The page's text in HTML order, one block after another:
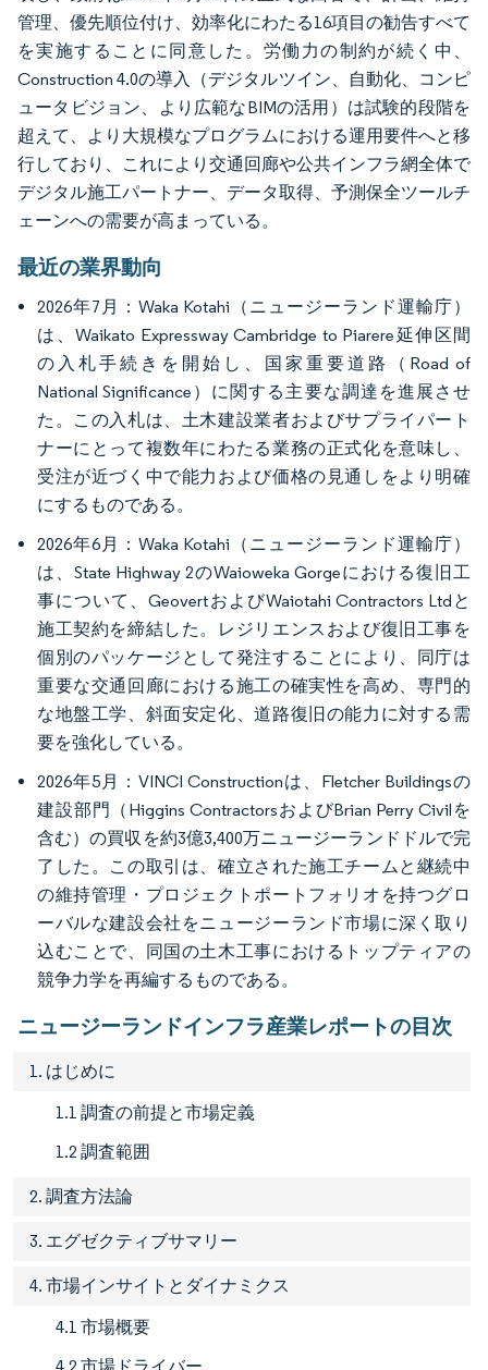
管理、優先順位付け、効率化にわたる16項目の勧告すべて
を実施することに同意した。労働力の制約が続く中、
Construction 4.0の導入（デジタルツイン、自動化、コンピ
ュータビジョン、より広範なBIMの活用）は試験的段階を
超えて、より大規模なプログラムにおける運用要件へと移
行しており、これにより交通回廊や公共インフラ網全体で
デジタル施工パートナー、データ取得、予測保全ツールチ
ェーンへの需要が高まっている。
最近の業界動向
2026年7月：Waka Kotahi（ニュージーランド運輸庁）
は、Waikato Expressway Cambridge to Piarere延伸区間
の入札手続きを開始し、国家重要道路（Road of
National Significance）に関する主要な調達を進展させ
た。この入札は、土木建設業者およびサプライパート
ナーにとって複数年にわたる業務の正式化を意味し、
受注が近づく中で能力および価格の見通しをより明確
にするものである。
2026年6月：Waka Kotahi（ニュージーランド運輸庁）
は、State Highway 2のWaioweka Gorgeにおける復旧工
事について、GeovertおよびWaiotahi Contractors Ltdと
施工契約を締結した。レジリエンスおよび復旧工事を
個別のパッケージとして発注することにより、同庁は
重要な交通回廊における施工の確実性を高め、専門的
な地盤工学、斜面安定化、道路復旧の能力に対する需
要を強化している。
2026年5月：VINCI Constructionは、Fletcher Buildingsの
建設部門（Higgins ContractorsおよびBrian Perry Civilを
含む）の買収を約3億3,400万ニュージーランドドルで完
了した。この取引は、確立された施工チームと継続中
の維持管理・プロジェクトポートフォリオを持つグロ
ーバルな建設会社をニュージーランド市場に深く取り
込むことで、同国の土木工事におけるトップティアの
競争力学を再編するものである。
ニュージーランドインフラ産業レポートの目次
1. はじめに
1.1 調査の前提と市場定義
1.2 調査範囲
2. 調査方法論
3. エグゼクティブサマリー
4. 市場インサイトとダイナミクス
4.1 市場概要